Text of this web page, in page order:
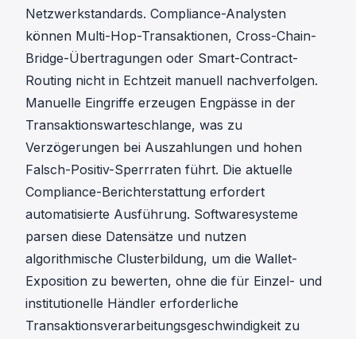
Netzwerkstandards. Compliance-Analysten
können Multi-Hop-Transaktionen, Cross-Chain-
Bridge-Übertragungen oder Smart-Contract-
Routing nicht in Echtzeit manuell nachverfolgen.
Manuelle Eingriffe erzeugen Engpässe in der
Transaktionswarteschlange, was zu
Verzögerungen bei Auszahlungen und hohen
Falsch-Positiv-Sperrraten führt. Die aktuelle
Compliance-Berichterstattung erfordert
automatisierte Ausführung. Softwaresysteme
parsen diese Datensätze und nutzen
algorithmische Clusterbildung, um die Wallet-
Exposition zu bewerten, ohne die für Einzel- und
institutionelle Händler erforderliche
Transaktionsverarbeitungsgeschwindigkeit zu